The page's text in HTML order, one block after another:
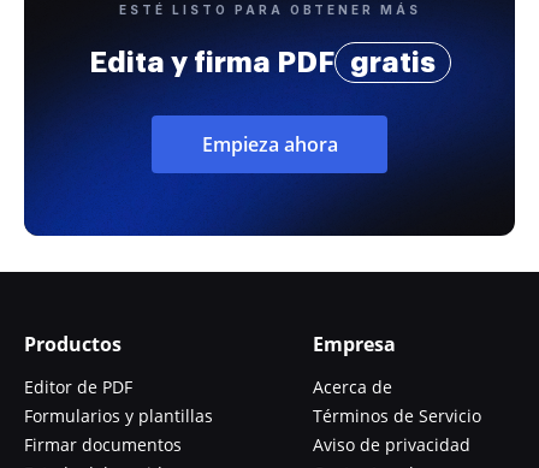
ESTÉ LISTO PARA OBTENER MÁS
Edita y firma PDF gratis
Empieza ahora
Productos
Editor de PDF
Formularios y plantillas
Firmar documentos
Empresa
Acerca de
Términos de Servicio
Aviso de privacidad